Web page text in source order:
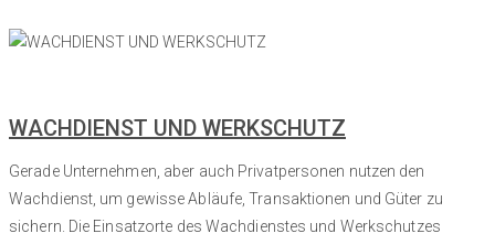
WACHDIENST UND WERKSCHUTZ
Gerade Unternehmen, aber auch Privatpersonen nutzen den
Wachdienst, um gewisse Abläufe, Transaktionen und Güter zu
sichern. Die Einsatzorte des Wachdienstes und Werkschutzes